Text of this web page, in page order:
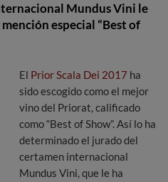
Mundus Vini le
especial “Best of
El Prior Scala Dei 2017 ha
sido escogido como el mejor
vino del Priorat, calificado
como “Best of Show”. Así lo ha
determinado el jurado del
certamen internacional
Mundus Vini, que le ha